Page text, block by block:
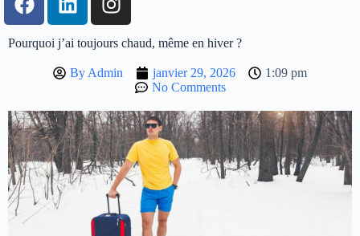
Pourquoi j’ai toujours chaud, même en hiver ?
By Admin janvier 29, 2026
1:09 pm
No Comments